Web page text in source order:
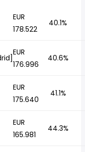
EUR
178.522
40.1%
EUR
176.996
40.6%
EUR
175.640
41.1%
EUR
165.981
44.3%